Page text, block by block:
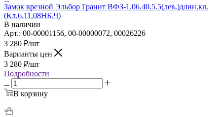
Замок врезной Эльбор Гранит ВФЗ-1.06.40.5.5(лев.)длин.кл.
(Кл.6.11.08НБ.Ч)
В наличии
Арт.: 00-00001156, 00-00000072, 00026226
3 280 ₽/шт
Варианты цен
3 280 ₽/шт
Подробности
В корзину